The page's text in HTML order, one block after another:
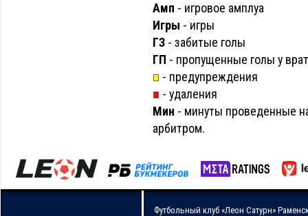
Амп - игровое амплуа
Игры - игры
ГЗ - забитые голы
ГП - пропущенные голы у
- предупреждения
- удаления
Мин - минуты проведенные
арбитром.
Футбольный клуб «Леон Сатурн»